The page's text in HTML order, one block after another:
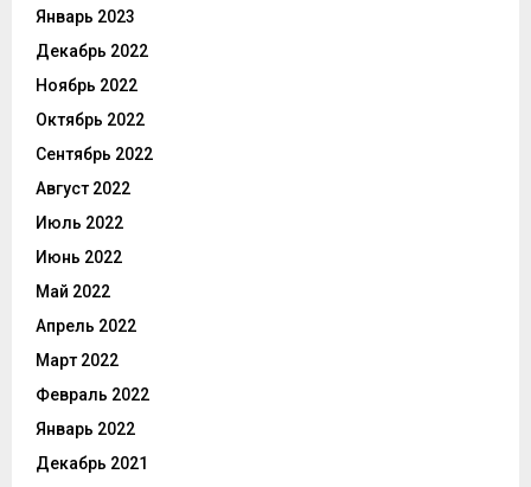
Январь 2023
Декабрь 2022
Ноябрь 2022
Октябрь 2022
Сентябрь 2022
Август 2022
Июль 2022
Июнь 2022
Май 2022
Апрель 2022
Март 2022
Февраль 2022
Январь 2022
Декабрь 2021